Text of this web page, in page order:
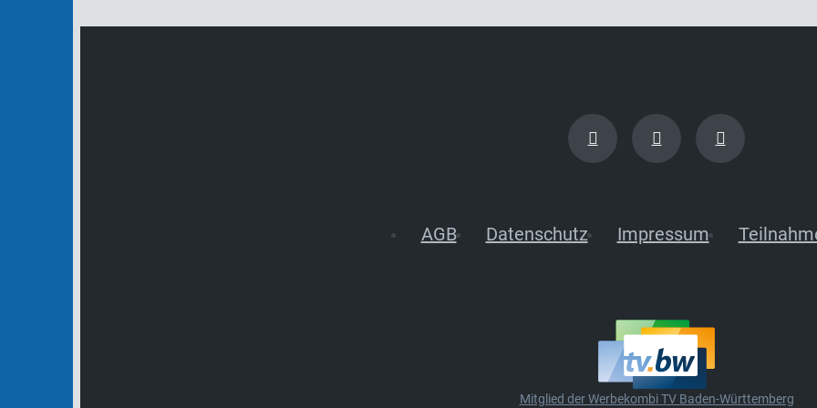
AGB Datenschutz Impressum
Mitglied der Werbekombi TV Baden-Württemberg